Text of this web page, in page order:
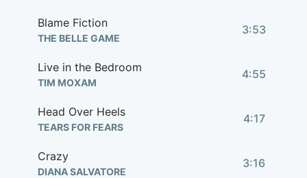
Blame Fiction
THE BELLE GAME
3:53
Live in the Bedroom
TIM MOXAM
4:55
Head Over Heels
TEARS FOR FEARS
4:17
Crazy
DIANA SALVATORE
3:16